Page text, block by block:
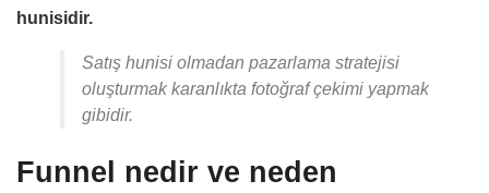
hunisidir.
Satış hunisi olmadan pazarlama stratejisi
oluşturmak karanlıkta fotoğraf çekimi yapmak
gibidir.
Funnel nedir ve neden